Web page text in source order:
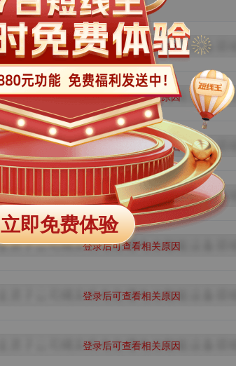
登录后可查看相关原因
登录后可查看相关原因
登录后可查看相关原因
登录后可查看相关原因
登录后可查看相关原因
登录后可查看相关原因
登录后可查看相关原因
立即免费体验